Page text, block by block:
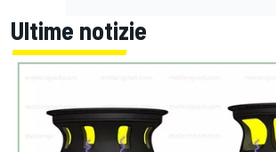
Ultime notizie